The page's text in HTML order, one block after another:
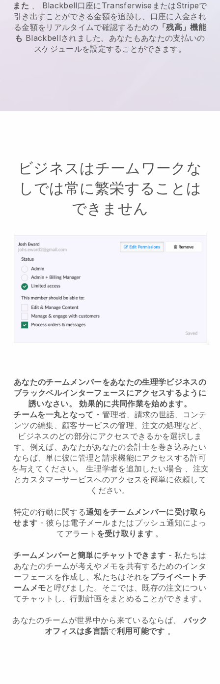
また 、 Blackbell口座にTransferwiseまたはStripeで
引き出すことができる金額を追跡し、口座に入金され
る金額をリアルタイムで確認するための「残高」機能
も Blackbellされました。あなたもあなたの支払いの
スケジュールを設定することができます。
ビジネスはチームワークな
しでは常に繁栄することは
できません
あなたのチームメンバーをあなたの生理学ビジネスの
ブラックベルインターフェースにアクセスするように
誘いなさい。
効果的に共同作業を始めます。
チームを一丸となって - 管理者、請求の世話、コンテ
ンツの編集、顧客サービスの管理、注文の処理など、
ビジネスのどの部分にアクセスできるかを選択しま
す。例えば、あなたがあなたの会計士を巻き込みたい
ならば、単に彼に管理と請求機能にアクセスする許可
を与えてください。生理学者を追加したい場合 、注文
とカスタマーサービスへのアクセスを簡単に依頼して
ください。
特定の行動に関する通知をチームメンバーに受け取ら
せます - 彼らは電子メールまたはプッシュ通知によっ
てアラート を受け取ります 。
チームメンバーと簡単にチャットできます - 私たちは
あなたのチームが考えやメモを共有するためのインタ
ーフェースを作成し、私たちはそれを プライベートチ
ームメモと呼びました。そこでは、既存の注文につい
てチャットし、行動計画をまとめることができます。
あなたのチームが世界中から来ているならば、 バック
オフィスは多言語で利用可能です 。